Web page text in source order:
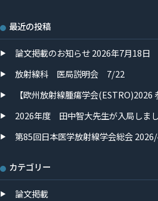
を務め、ランチョンセミナー15「脳
る」では脳腫瘍MRI診断に関する講
今回は学生さんも日本医学放射線学
前線の発表や議論に直接触れる貴重
た。 加えて、診療放射線技師は第82
会総会学術大会に参加し、新しい
器展示の見学を行い、最新の装置や
とができました。学術発表のみなら
や技術動向を知ることができたこと
す。 医師、学生、診療放射線技師が
びを深め、同じ場で最新の知見を共
変意義深い経験となりました。今後
ペ
ー
ジ
送
り
最近の投稿
論文掲載のお知らせ 2026年7月18日
放射線科 医局説明会 7/22
【欧州放射線腫瘍学会(ESTRO)2026 参加報告】スウェーデン・
2026年度 田中智大先生が入局しま
第85回日本医学放射線学会総会 2026/4/
カテゴリー
論文掲載